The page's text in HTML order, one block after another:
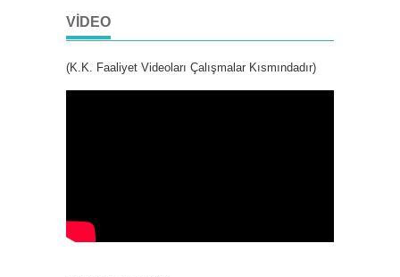
VIDEO
(K.K. Faaliyet Videoları Çalışmalar Kısmındadır)